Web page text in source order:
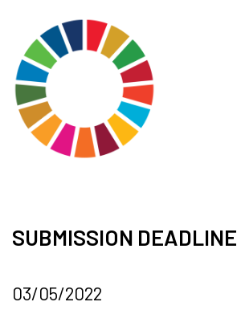
SUBMISSION DEADLINE
03/05/2022